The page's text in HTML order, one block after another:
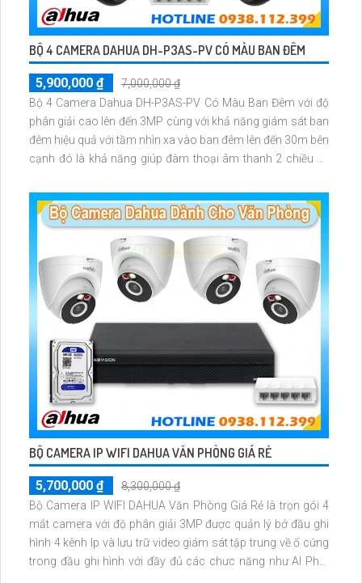
BỘ 4 CAMERA DAHUA DH-P3AS-PV CÓ MÀU BAN ĐÊM
5,900,000 ₫
7,000,000 ₫
Bộ 4 Camera Dahua DH-P3AS-PV Có Màu Ban Đêm với độ
phân giải cao lên đến 3MP cùng với khả năng giám sát ban
đêm hiệu quả với tầm nhìn xa vào ban đêm lên đến 30m bên
cạnh đó là khả năng giúp đàm thoại âm thanh 2 chiều và
BỘ CAMERA IP WIFI DAHUA VĂN PHÒNG GIÁ RẺ
5,700,000 ₫
8,300,000 ₫
Bộ Camera IP WIFI DAHUA Văn Phòng Giá Rẻ là trọn gói 4
mắt camera với độ phân giải 3MP được quản lý bở đầu ghi
hình 4 kênh Ip và lưu trữ video giám sát tập trung về ổ cứng
trong đầu ghi hình với đầy đủ các chưc năng như AI Phát